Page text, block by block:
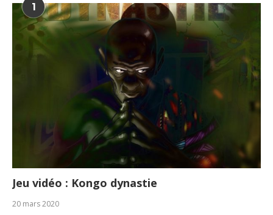
1
Jeu vidéo : Kongo dynastie
20 mars 2020